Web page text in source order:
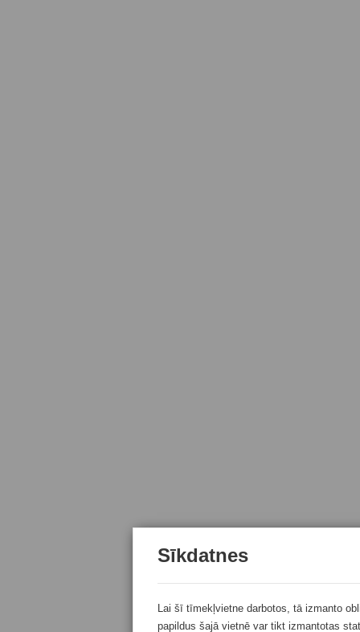
Sīkdatnes
Lai šī tīmekļvietne darbotos, tā izmanto
papildus šajā vietnē var tikt izmantotas